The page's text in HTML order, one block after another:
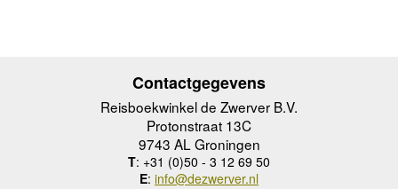
Contactgegevens
Reisboekwinkel de Zwerver B.V.
Protonstraat 13C
9743 AL Groningen
T: +31 (0)50 - 3 12 69 50
E: info@dezwerver.nl